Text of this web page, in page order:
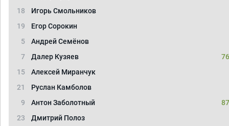
18
Игорь Смольников
19
Егор Сорокин
5
Андрей Семёнов
7
Далер Кузяев
15
Алексей Миранчук
21
Руслан Камболов
9
Антон Заболотный
23
Дмитрий Полоз